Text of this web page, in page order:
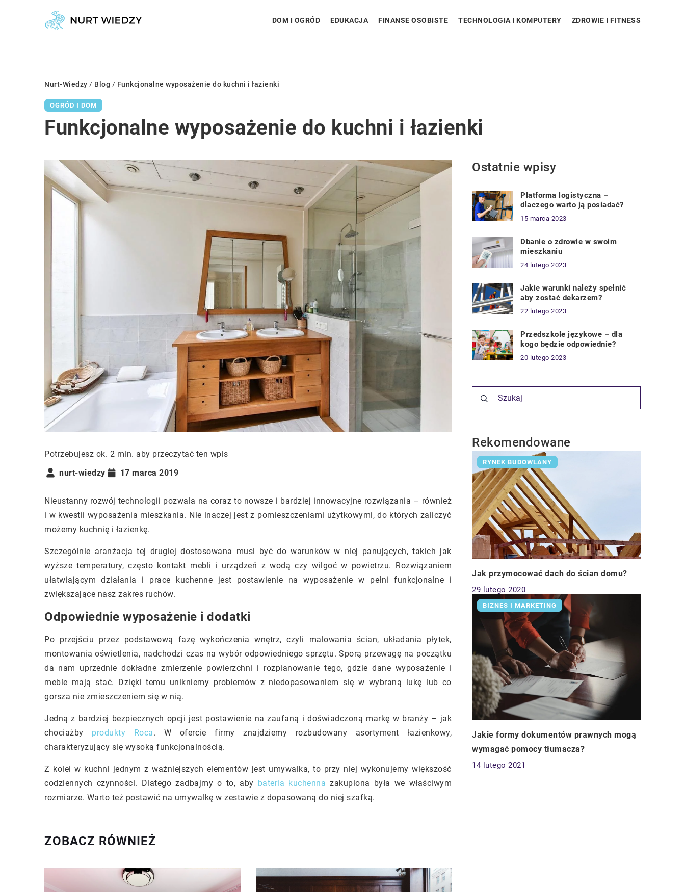
DOM I OGRÓD EDUKACJA FINANSE OSOBISTE TECHNOLOGIA I KOMPUTERY ZDROWIE I FITNESS
Nurt-Wiedzy / Blog / Funkcjonalne wyposażenie do kuchni i łazienki
OGRÓD I DOM
Funkcjonalne wyposażenie do kuchni i łazienki
Potrzebujesz ok. 2 min. aby przeczytać ten wpis
nurt-wiedzy
17 marca 2019
Nieustanny rozwój technologii pozwala na coraz to nowsze i bardziej innowacyjne rozwiązania – również
i w kwestii wyposażenia mieszkania. Nie inaczej jest z pomieszczeniami użytkowymi, do których zaliczyć
możemy kuchnię i łazienkę.
Szczególnie aranżacja tej drugiej dostosowana musi być do warunków w niej panujących, takich jak
wyższe temperatury, często kontakt mebli i urządzeń z wodą czy wilgoć w powietrzu. Rozwiązaniem
ułatwiającym działania i prace kuchenne jest postawienie na wyposażenie w pełni funkcjonalne i
zwiększające nasz zakres ruchów.
Odpowiednie wyposażenie i dodatki
Po przejściu przez podstawową fazę wykończenia wnętrz, czyli malowania ścian, układania płytek,
montowania oświetlenia, nadchodzi czas na wybór odpowiedniego sprzętu. Sporą przewagę na początku
da nam uprzednie dokładne zmierzenie powierzchni i rozplanowanie tego, gdzie dane wyposażenie i
meble mają stać. Dzięki temu unikniemy problemów z niedopasowaniem się w wybraną lukę lub co
gorsza nie zmieszczeniem się w nią.
Jedną z bardziej bezpiecznych opcji jest postawienie na zaufaną i doświadczoną markę w branży – jak
chociażby produkty Roca. W ofercie firmy znajdziemy rozbudowany asortyment łazienkowy,
charakteryzujący się wysoką funkcjonalnością.
Z kolei w kuchni jednym z ważniejszych elementów jest umywalka, to przy niej wykonujemy większość
codziennych czynności. Dlatego zadbajmy o to, aby bateria kuchenna zakupiona była we właściwym
rozmiarze. Warto też postawić na umywalkę w zestawie z dopasowaną do niej szafką.
ZOBACZ RÓWNIEŻ
Ostatnie wpisy
Platforma logistyczna –
dlaczego warto ją posiadać?
15 marca 2023
Dbanie o zdrowie w swoim
mieszkaniu
24 lutego 2023
Jakie warunki należy spełnić
aby zostać dekarzem?
22 lutego 2023
Przedszkole językowe – dla
kogo będzie odpowiednie?
20 lutego 2023
Rekomendowane
RYNEK BUDOWLANY
Jak przymocować dach do ścian domu?
29 lutego 2020
BIZNES I MARKETING
Jakie formy dokumentów prawnych mogą
wymagać pomocy tłumacza?
14 lutego 2021